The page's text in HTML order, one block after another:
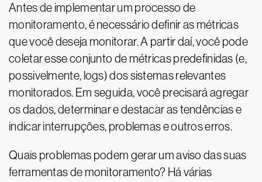
Antes de implementar um processo de
monitoramento, é necessário definir as métricas
que você deseja monitorar. A partir daí, você pode
coletar esse conjunto de métricas predefinidas (e,
possivelmente, logs) dos sistemas relevantes
monitorados. Em seguida, você precisará agregar
os dados, determinar e destacar as tendências e
indicar interrupções, problemas e outros erros.
Quais problemas podem gerar um aviso das suas
ferramentas de monitoramento? Há várias